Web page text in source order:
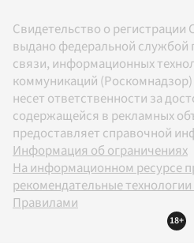
Свидетельство о
выдано федеральной службой
связи, информационных
коммуникаций (Роскомнадзор)
несет ответственности за
содержащейся в рекламных
предоставляет справочной
Информация об ограничениях
На информационном ресурсе
рекомендательные
Правилами
18+